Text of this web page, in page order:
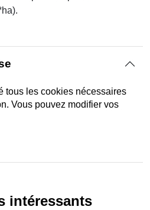
tous les cookies nécessaires
Vous pouvez modifier vos
intéressants